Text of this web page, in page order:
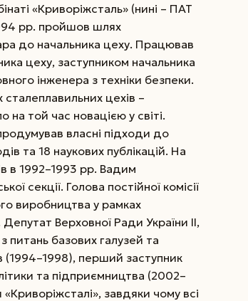
«Криворіжсталь» (нині – ПАТ
рр. пройшов шлях
до начальника цеху. Працював
цеху, заступником начальника
інженера з техніки безпеки.
цехів –
той час новацією у світі.
власні підходи до
та 18 наукових публікацій. На
в 1992–1993 рр. Вадим
секції. Голова постійної комісії
виробництва у рамках
Депутат Верховної Ради України II,
питань базових галузей та
(1994–1998), перший заступник
та підприємництва (2002–
завдяки чому всі